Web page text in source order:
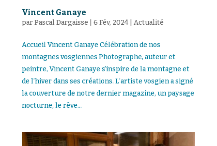
Vincent Ganaye
parPascal Dargaisse 6 Fév, 2024| Actualité
Accueil Vincent Ganaye Célébration de nos
montagnes vosgiennes Photographe, auteur et
peintre, Vincent Ganaye s’inspire de la montagne et
de l’hiver dans ses créations. L’artiste vosgien a signé
la couverture de notre dernier magazine, un paysage
nocturne, le rêve...